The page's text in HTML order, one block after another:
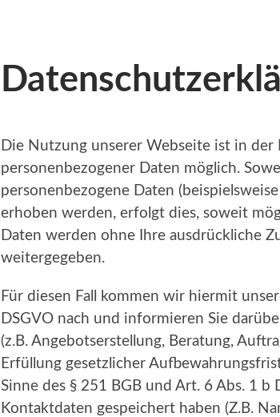
Die Nutzung unserer Webseite ist in der
personenbezogener Daten möglich.
personenbezogene Daten
erhoben werden, erfolgt dies, soweit
Daten werden ohne Ihre ausdrückliche
weitergegeben.
Für diesen Fall kommen wir hiermit
DSGVO nach und informieren Sie
(z.B. Angebotserstellung, Beratung,
Erfüllung gesetzlicher
Sinne des § 251 BGB und Art. 6 Abs. 1
Kontaktdaten gespeichert haben (Z.B.